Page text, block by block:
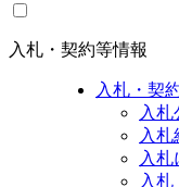
入札・契約等情報
入札・契
入札
入札
入
入